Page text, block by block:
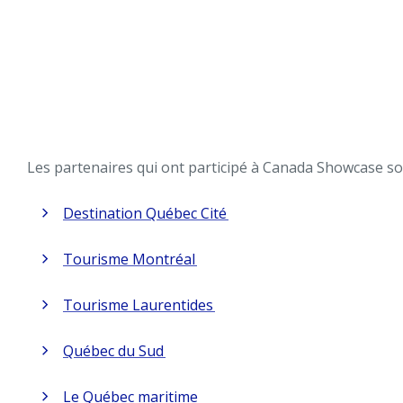
Les partenaires qui ont participé à Canada Showcase
Destination Québec Cité
Tourisme Montréal
Tourisme Laurentides
Québec du Sud
Le Québec maritime